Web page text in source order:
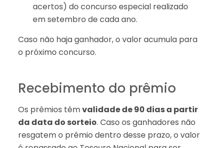
acertos) do concurso especial realizado
em setembro de cada ano.
Caso não haja ganhador, o valor acumula para
o próximo concurso.
Recebimento do prêmio
Os prêmios têmvalidade de 90 dias a partir
da data do sorteio. Caso os ganhadores não
resgatem o prêmio dentro desse prazo, o valor